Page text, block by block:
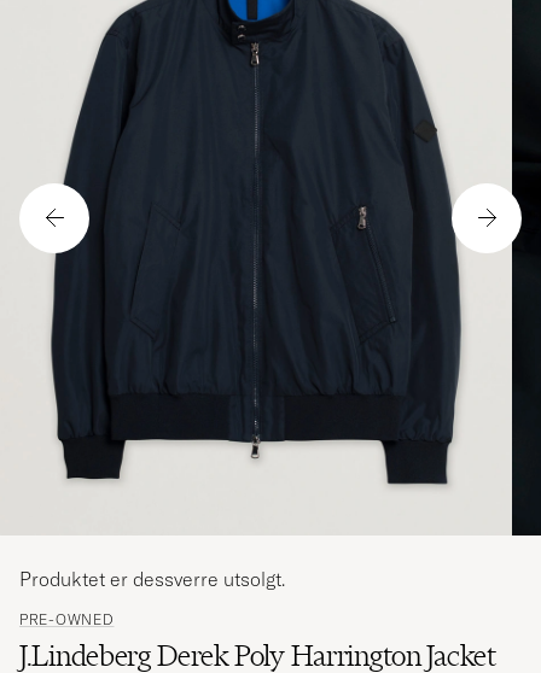
PRE-OWNED
J.Lindeberg Derek Poly Harrington Jacket
Produktet er dessverre utsolgt.